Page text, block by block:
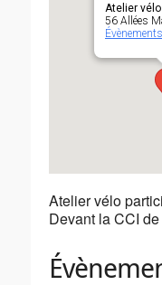
Atelier vélo
56 Allées
Évènements
Atelier vélo
Devant la CCI